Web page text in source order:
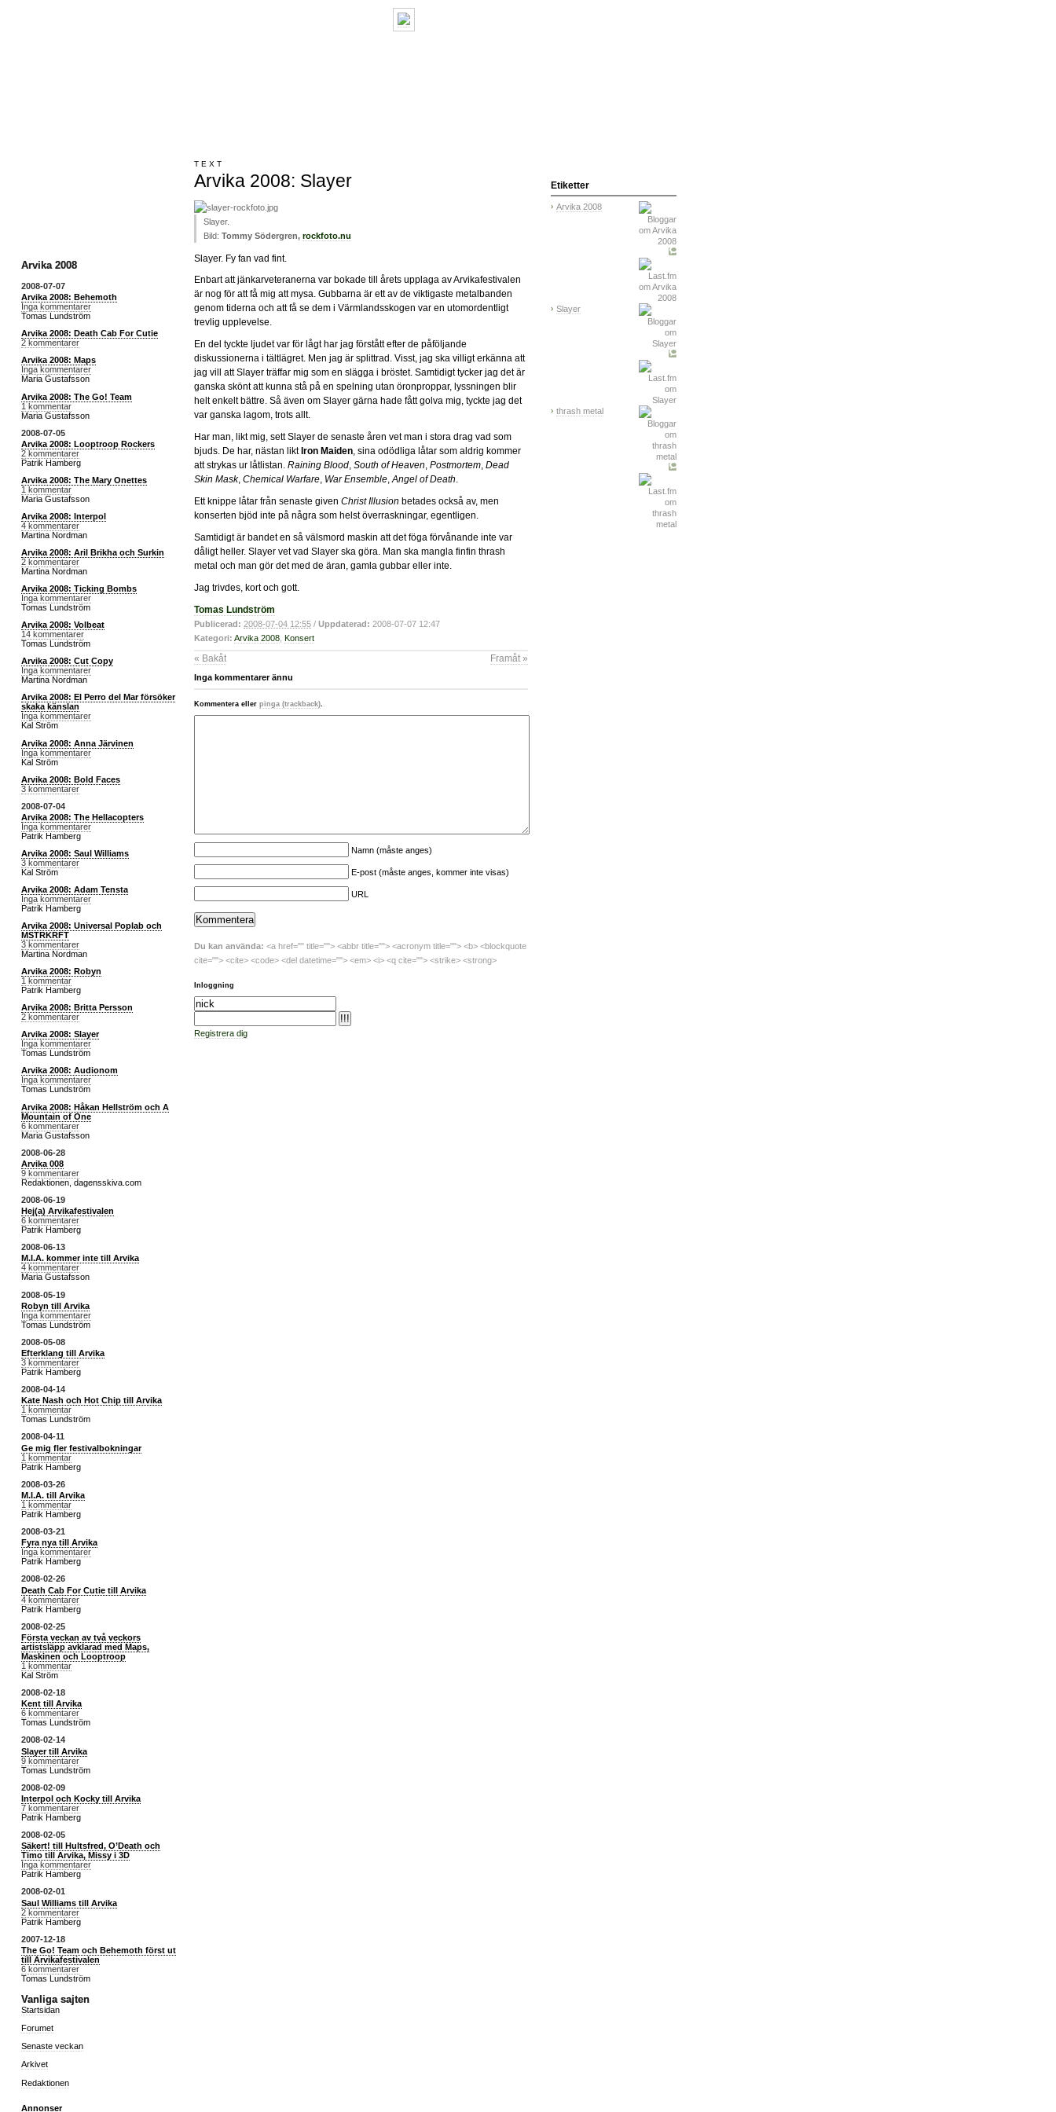
Arvika 2008
2008-07-07
Arvika 2008: Behemoth
Inga kommentarer
Tomas Lundström
Arvika 2008: Death Cab For Cutie
2 kommentarer
Arvika 2008: Maps
Inga kommentarer
Maria Gustafsson
Arvika 2008: The Go! Team
1 kommentar
Maria Gustafsson
2008-07-05
Arvika 2008: Looptroop Rockers
2 kommentarer
Patrik Hamberg
Arvika 2008: The Mary Onettes
1 kommentar
Maria Gustafsson
Arvika 2008: Interpol
4 kommentarer
Martina Nordman
Arvika 2008: Aril Brikha och Surkin
2 kommentarer
Martina Nordman
Arvika 2008: Ticking Bombs
Inga kommentarer
Tomas Lundström
Arvika 2008: Volbeat
14 kommentarer
Tomas Lundström
Arvika 2008: Cut Copy
Inga kommentarer
Martina Nordman
Arvika 2008: El Perro del Mar försöker
skaka känslan
Inga kommentarer
Kal Ström
Arvika 2008: Anna Järvinen
Inga kommentarer
Kal Ström
Arvika 2008: Bold Faces
3 kommentarer
2008-07-04
Arvika 2008: The Hellacopters
Inga kommentarer
Patrik Hamberg
Arvika 2008: Saul Williams
3 kommentarer
Kal Ström
Arvika 2008: Adam Tensta
Inga kommentarer
Patrik Hamberg
Arvika 2008: Universal Poplab och
MSTRKRFT
3 kommentarer
Martina Nordman
Arvika 2008: Robyn
1 kommentar
Patrik Hamberg
Arvika 2008: Britta Persson
2 kommentarer
Arvika 2008: Slayer
Inga kommentarer
Tomas Lundström
Arvika 2008: Audionom
Inga kommentarer
Tomas Lundström
Arvika 2008: Håkan Hellström och A
Mountain of One
6 kommentarer
Maria Gustafsson
2008-06-28
Arvika 008
9 kommentarer
Redaktionen, dagensskiva.com
2008-06-19
Hej(a) Arvikafestivalen
6 kommentarer
Patrik Hamberg
2008-06-13
M.I.A. kommer inte till Arvika
4 kommentarer
Maria Gustafsson
2008-05-19
Robyn till Arvika
Inga kommentarer
Tomas Lundström
2008-05-08
Efterklang till Arvika
3 kommentarer
Patrik Hamberg
2008-04-14
Kate Nash och Hot Chip till Arvika
1 kommentar
Tomas Lundström
2008-04-11
Ge mig fler festivalbokningar
1 kommentar
Patrik Hamberg
2008-03-26
M.I.A. till Arvika
1 kommentar
Patrik Hamberg
2008-03-21
Fyra nya till Arvika
Inga kommentarer
Patrik Hamberg
2008-02-26
Death Cab For Cutie till Arvika
4 kommentarer
Patrik Hamberg
2008-02-25
Första veckan av två veckors
artistsläpp avklarad med Maps,
Maskinen och Looptroop
1 kommentar
Kal Ström
2008-02-18
Kent till Arvika
6 kommentarer
Tomas Lundström
2008-02-14
Slayer till Arvika
9 kommentarer
Tomas Lundström
2008-02-09
Interpol och Kocky till Arvika
7 kommentarer
Patrik Hamberg
2008-02-05
Säkert! till Hultsfred, O’Death och
Timo till Arvika, Missy i 3D
Inga kommentarer
Patrik Hamberg
2008-02-01
Saul Williams till Arvika
2 kommentarer
Patrik Hamberg
2007-12-18
The Go! Team och Behemoth först ut
till Arvikafestivalen
6 kommentarer
Tomas Lundström
Vanliga sajten
Startsidan
Forumet
Senaste veckan
Arkivet
Redaktionen
Annonser
Etiketter
Arvika 2008
Slayer
thrash metal
TEXT
Arvika 2008: Slayer
Slayer.
Bild: Tommy Södergren, rockfoto.nu
Slayer. Fy fan vad fint.
Enbart att jänkarveteranerna var bokade till årets upplaga av Arvikafestivalen
är nog för att få mig att mysa. Gubbarna är ett av de viktigaste metalbanden
genom tiderna och att få se dem i Värmlandsskogen var en utomordentligt
trevlig upplevelse.
En del tyckte ljudet var för lågt har jag förstått efter de påföljande
diskussionerna i tältlägret. Men jag är splittrad. Visst, jag ska villigt erkänna att
jag vill att Slayer träffar mig som en slägga i bröstet. Samtidigt tycker jag det är
ganska skönt att kunna stå på en spelning utan öronproppar, lyssningen blir
helt enkelt bättre. Så även om Slayer gärna hade fått golva mig, tyckte jag det
var ganska lagom, trots allt.
Har man, likt mig, sett Slayer de senaste åren vet man i stora drag vad som
bjuds. De har, nästan likt Iron Maiden, sina odödliga låtar som aldrig kommer
att strykas ur låtlistan. Raining Blood, South of Heaven, Postmortem, Dead
Skin Mask, Chemical Warfare, War Ensemble,Angel of Death.
Ett knippe låtar från senaste given Christ Illusion betades också av, men
konserten bjöd inte på några som helst överraskningar, egentligen.
Samtidigt är bandet en så välsmord maskin att det föga förvånande inte var
dåligt heller. Slayer vet vad Slayer ska göra. Man ska mangla finfin thrash
metal och man gör det med de äran, gamla gubbar eller inte.
Jag trivdes, kort och gott.
Tomas Lundström
Publicerad: 2008-07-04 12:55 / Uppdaterad: 2008-07-07 12:47
Kategori: Arvika 2008 Konsert
« Bakåt Framåt »
Inga kommentarer ännu
Kommentera eller pinga (trackback).
Namn (måste anges)
E-post (måste anges, kommer inte visas)
URL
Du kan använda: <a href="" title=""> <abbr title=""> <acronym title=""> <b> <blockquote
cite=""> <cite> <code> <del datetime=""> <em> <i> <q cite=""> <strike> <strong>
Inloggning
Registrera dig